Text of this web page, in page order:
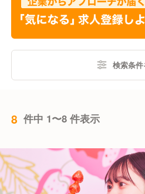
検索条
8 件中 1〜8 件表示